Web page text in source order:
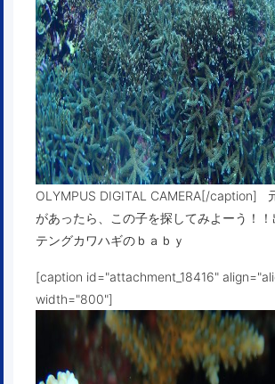
OLYMPUS DIGITAL CAMERA[/caption]
があったら、この子を探してみよーう！！
テングカワハギのｂａｂｙ
[caption id="attachment_18416"
width="800"]